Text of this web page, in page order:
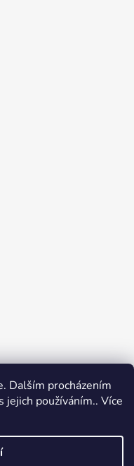
Dalším procházením
používáním.. Více